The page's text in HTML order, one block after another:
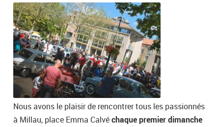
Nous avons le plaisir de rencontrer tous les passionnés
à Millau, place Emma Calvéchaque premier dimanche